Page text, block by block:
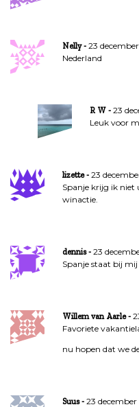
Nelly
23
Nederland
R W
23
Leuk voor
lizette
23
Spanje krijg ik niet
winactie.
dennis
23
Spanje staat bij
Willem van Aarle
Favoriete
nu hopen dat we
Suus
23 december